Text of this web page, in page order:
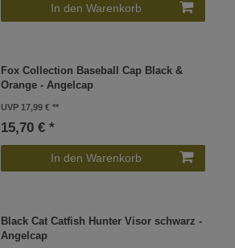
In den Warenkorb
Fox Collection Baseball Cap Black &
Orange - Angelcap
UVP 17,99 €
15,70 € *
In den Warenkorb
Black Cat Catfish Hunter Visor schwarz -
Angelcap